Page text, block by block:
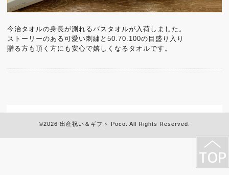
今治タオルの身長が測れるバスタオルが入荷しました。
ストーリーのある可愛い刺繍と50.70.100の目盛り入り
贈る方も頂く方にも安心で嬉しくなるタオルです。
©2026 出産祝い＆ギフト Poco . All Rights Reserved.